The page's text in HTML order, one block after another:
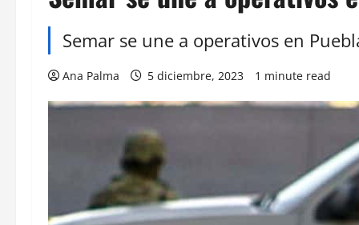
Semar se une a operativos en
Ana Palma 5 diciembre, 2023 1 minute read